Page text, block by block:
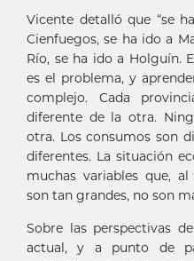
Vicente detalló que “se
Cienfuegos, se ha ido a
Río, se ha ido a Holguín.
es el problema, y
complejo. Cada
diferente de la otra.
otra. Los consumos son
diferentes. La situación
muchas variables que,
son tan grandes, no son
Sobre las perspectivas
actual, y a punto de